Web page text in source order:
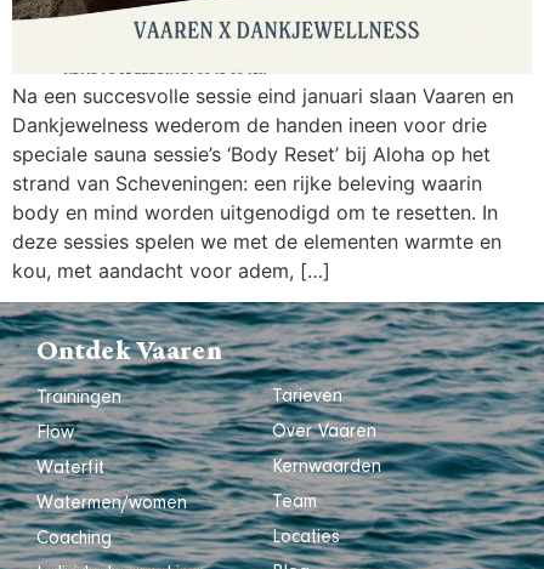
Na een succesvolle sessie eind januari slaan Vaaren en
Dankjewelness wederom de handen ineen voor drie
speciale sauna sessie’s ‘Body Reset’ bij Aloha op het
strand van Scheveningen: een rijke beleving waarin
body en mind worden uitgenodigd om te resetten. In
deze sessies spelen we met de elementen warmte en
kou, met aandacht voor adem, […]
Ontdek Vaaren
Trainingen
Flow
Waterfit
Watermen/women
Coaching
Tarieven
Over Vaaren
Kernwaarden
Team
Locaties